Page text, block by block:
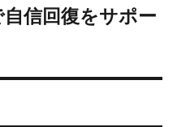
信回復をサポー